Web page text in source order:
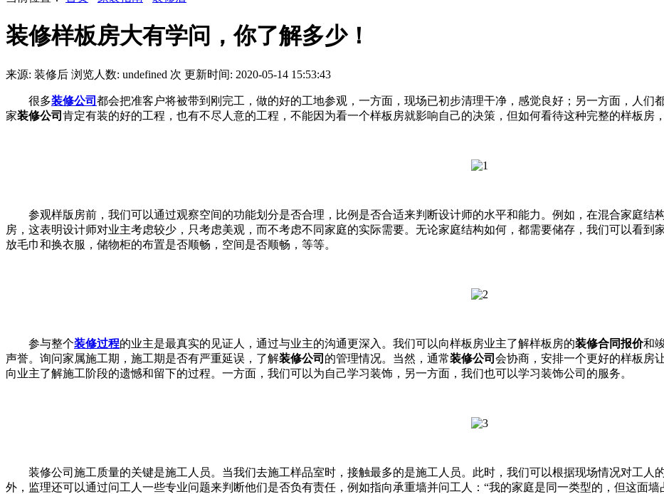
装修样板房大有学问，你了解多少！
来源: 装修后 浏览人数: undefined 次 更新时间: 2020-05-14 15:53:43
很多装修公司 都会把准客户将被带到刚完工，做的好的工地参观，一方面，现场已初步清理干净，感觉良好；另一方面，人们
家装修公司 肯定有装的好的工程，也有不尽人意的工程，不能因为看一个样板房就影响自己的决策，但如何看待这种完整的样板房
参观样版房前，我们可以通过观察空间的功能划分是否合理，比例是否合适来判断设计师的水平和能力。例如，在混合家庭结
房，这表明设计师对业主考虑较少，只考虑美观，而不考虑不同家庭的实际需要。无论家庭结构如何，都需要储存，我们可以看
放毛巾和换衣服，储物柜的布置是否顺畅，空间是否顺畅，等等。
参与整个装修过程的业主是最真实的见证人，通过与业主的沟通更深入。我们可以向样板房业主了解样板房的装修合同报价和
声誉。询问家属施工期，施工期是否有严重延误，了解装修公司 的管理情况。当然，通常装修公司 会协商，安排一个更好的样板房
向业主了解施工阶段的遗憾和留下的过程。一方面，我们可以为自己学习装饰，另一方面，我们也可以学习装饰公司的服务。
装修公司施工质量的关键是施工人员。当我们去施工样品室时，接触最多的是施工人员。此时，我们可以根据现场情况对工人
外，监理还可以通过问工人一些专业问题来判断他们是否负有责任，例如指向承重墙并问工人：“我的家庭是同一类型的，但这面